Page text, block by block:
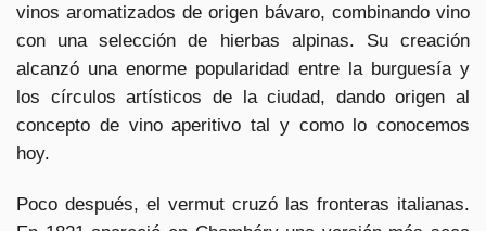
vinos aromatizados de origen bávaro, combinando vino
con una selección de hierbas alpinas. Su creación
alcanzó una enorme popularidad entre la burguesía y
los círculos artísticos de la ciudad, dando origen al
concepto de vino aperitivo tal y como lo conocemos
hoy.
Poco después, el vermut cruzó las fronteras italianas.